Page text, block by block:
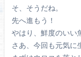
そ、そうだね。
先へ進もう！
やはり、鮮度のいい
さあ、今回も元気に